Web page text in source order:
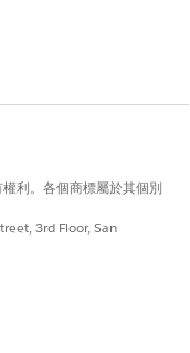
利。各個商標屬於其個別
3rd Floor, San